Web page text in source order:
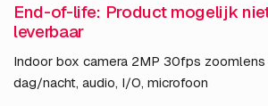
End-of-life: Product mogelijk
leverbaar
Indoor box camera 2MP 30fps zoomlens
dag/nacht, audio, I/O, microfoon